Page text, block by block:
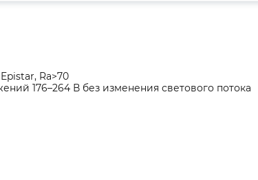
Ra>70
176–264 В без изменения светового потока